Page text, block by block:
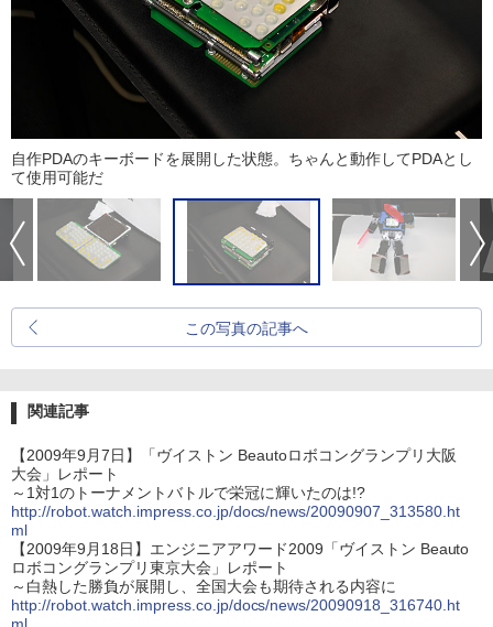
自作PDAのキーボードを展開した状態。ちゃんと動作してPDAとし
て使用可能だ
この写真の記事へ
関連記事
【2009年9月7日】「ヴイストン Beautoロボコングランプリ大阪
大会」レポート
～1対1のトーナメントバトルで栄冠に輝いたのは!?
http://robot.watch.impress.co.jp/docs/news/20090907_313580.ht
ml
【2009年9月18日】エンジニアアワード2009「ヴイストン Beauto
ロボコングランプリ東京大会」レポート
～白熱した勝負が展開し、全国大会も期待される内容に
http://robot.watch.impress.co.jp/docs/news/20090918_316740.ht